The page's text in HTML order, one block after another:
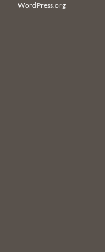
WordPress.org